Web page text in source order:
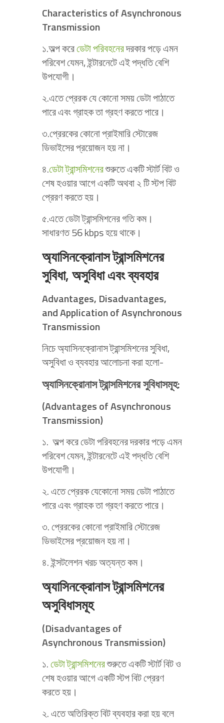
Characteristics of Asynchronous
Transmission
১.অল্প করেডেটা পরিবহনেরদরকার পড়ে এমন
পরিবেশ যেমন, ইন্টারনেটে এই পদ্ধতি বেশি
উপযোগী।
২.এতে প্রেরক যে কোনো সময় ডেটা পাঠাতে
পারে এবং গ্রাহক তা গ্রহণ করতে পারে।
৩.প্রেরকের কোনো প্রাইমারি স্টোরেজ
ডিভাইসের প্রয়োজন হয় না।
৪.ডেটা ট্রান্সমিশনেরশুরুতে একটি স্টার্ট বিট ও
শেষ হওয়ার আগে একটি অথবা ২ টি স্টপ বিট
প্রেরণ করতে হয়।
৫.এতে ডেটা ট্রান্সমিশনের গতি কম।
সাধারণত 56 kbps হয়ে থাকে।
অ্যাসিনক্রোনাস ট্রান্সমিশনের
সুবিধা, অসুবিধা এবং ব্যবহার
Advantages, Disadvantages,
and Application of Asynchronous
Transmission
নিচে অ্যাসিনক্রোনাস ট্রান্সমিশনের সুবিধা,
অসুবিধা ও ব্যবহার আলোচনা করা হলো-
অ্যাসিনক্রোনাস ট্রান্সমিশনের সুবিধাসমূহ:
(Advantages of Asynchronous
Transmission)
১. অল্প করে ডেটা পরিবহনের দরকার পড়ে এমন
পরিবেশ যেমন, ইন্টারনেটে এই পদ্ধতি বেশি
উপযোগী।
২. এতে প্রেরক যেকোনো সময় ডেটা পাঠাতে
পারে এবং গ্রাহক তা গ্রহণ করতে পারে।
৩. প্রেরকের কোনো প্রাইমারি স্টোরেজ
ডিভাইসের প্রয়োজন হয় না।
৪. ইন্সটলেশন খরচ অত্যন্ত কম।
অ্যাসিনক্রোনাস ট্রান্সমিশনের
অসুবিধাসমূহ
(Disadvantages of
Asynchronous Transmission)
১.ডেটা ট্রান্সমিশনেরশুরুতে একটি স্টার্ট বিট ও
শেষ হওয়ার আগে একটি স্টপ বিট প্রেরণ
করতে হয়।
২. এতে অতিরিক্ত বিট ব্যবহার করা হয় বলে